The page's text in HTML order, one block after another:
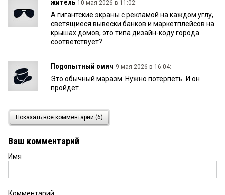
житель 10 мая 2026 в 11:02:
А гигантские экраны с рекламой на каждом углу,
светящиеся вывески банков и маркетплейсов на
крышах домов, это типа дизайн-коду города
соответствует?
Подопытный омич 9 мая 2026 в 16:04:
Это обычный маразм. Нужно потерпеть. И он
пройдет.
9 мая 2026 в 15:48:
А короткие юбки горожанок не позволяют
Пора 9 мая 2026 в 15:45:
Один в желтом, другой в зеленом. Кошмар! И
Показать все комментарии (6)
Ваш комментарий
Имя
Комментарий